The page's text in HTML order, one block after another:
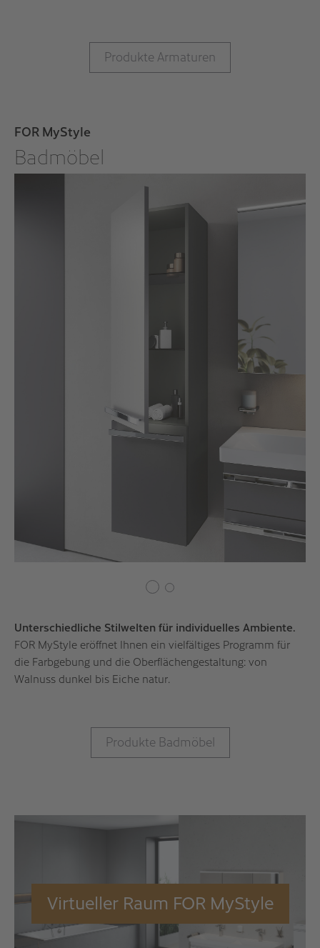
Produkte Armaturen
FOR MyStyle
Badmöbel
Unterschiedliche Stilwelten für individuelles Ambiente.
FOR MyStyle eröffnet Ihnen ein vielfältiges Programm für
die Farbgebung und die Oberflächengestaltung: von
Walnuss dunkel bis Eiche natur.
Produkte Badmöbel
Virtueller Raum FOR MyStyle